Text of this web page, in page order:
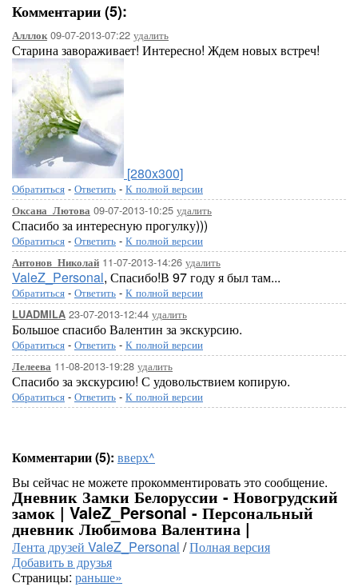
Комментарии (5):
Алллок09-07-2013-07:22 удалить
Старина завораживает! Интересно! Ждем новых встреч!
[280x300]
Обратиться - Ответить - К полной версии
Оксана_Лютова 09-07-2013-10:25 удалить
Спасибо за интересную прогулку)))
Обратиться - Ответить - К полной версии
Антонов_Николай 11-07-2013-14:26 удалить
ValeZ_Personal, Спасибо!В 97 году я был там...
Обратиться - Ответить - К полной версии
LUADMILA 23-07-2013-12:44 удалить
Большое спасибо Валентин за экскурсию.
Обратиться - Ответить - К полной версии
Лелеева 11-08-2013-19:28 удалить
Спасибо за экскурсию! С удовольствием копирую.
Обратиться - Ответить - К полной версии
Комментарии (5): вверх^
Вы сейчас не можете прокомментировать это сообщение.
Дневник Замки Белоруссии - Новогрудский
замок | ValeZ_Personal - Персональный
дневник Любимова Валентина |
Лента друзей ValeZ_Personal /Полная версия
Добавить в друзья
Страницы: раньше»